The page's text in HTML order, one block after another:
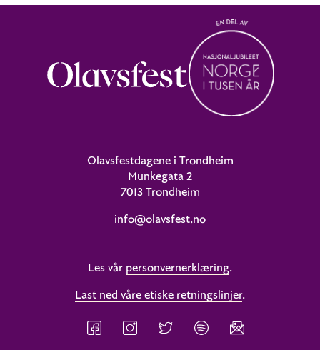
Olavsfestdagene i Trondheim
Munkegata 2
7013 Trondheim
info@olavsfest.no
Les vår personvernerklæring.
Last ned våre etiske retningslinjer.